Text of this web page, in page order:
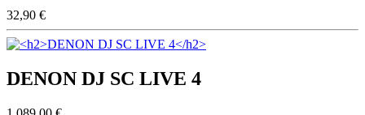
32,90 €
DENON DJ SC LIVE 4